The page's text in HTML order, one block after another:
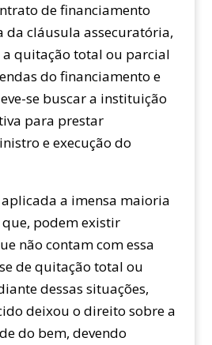
de financiamento
da cláusula assecuratória,
quitação total ou parcial
do financiamento e
se buscar a instituição
para prestar
e execução do
aplicada a imensa maioria
que, podem existir
não contam com essa
de quitação total ou
dessas situações,
deixou o direito sobre a
do bem, devendo